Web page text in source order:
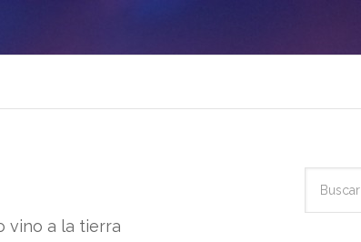
vino a la tierra